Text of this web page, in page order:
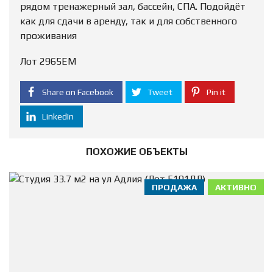
рядом тренажерный зал, бассейн, СПА. Подойдёт
как для сдачи в аренду, так и для собственного
проживания
Лот 2965ЕМ
Share on Facebook Tweet Pin it
LinkedIn
ПОХОЖИЕ ОБЪЕКТЫ
АКТИВНО
ПРОДАЖА